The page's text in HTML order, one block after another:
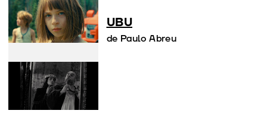
UBU
de Paulo Abreu